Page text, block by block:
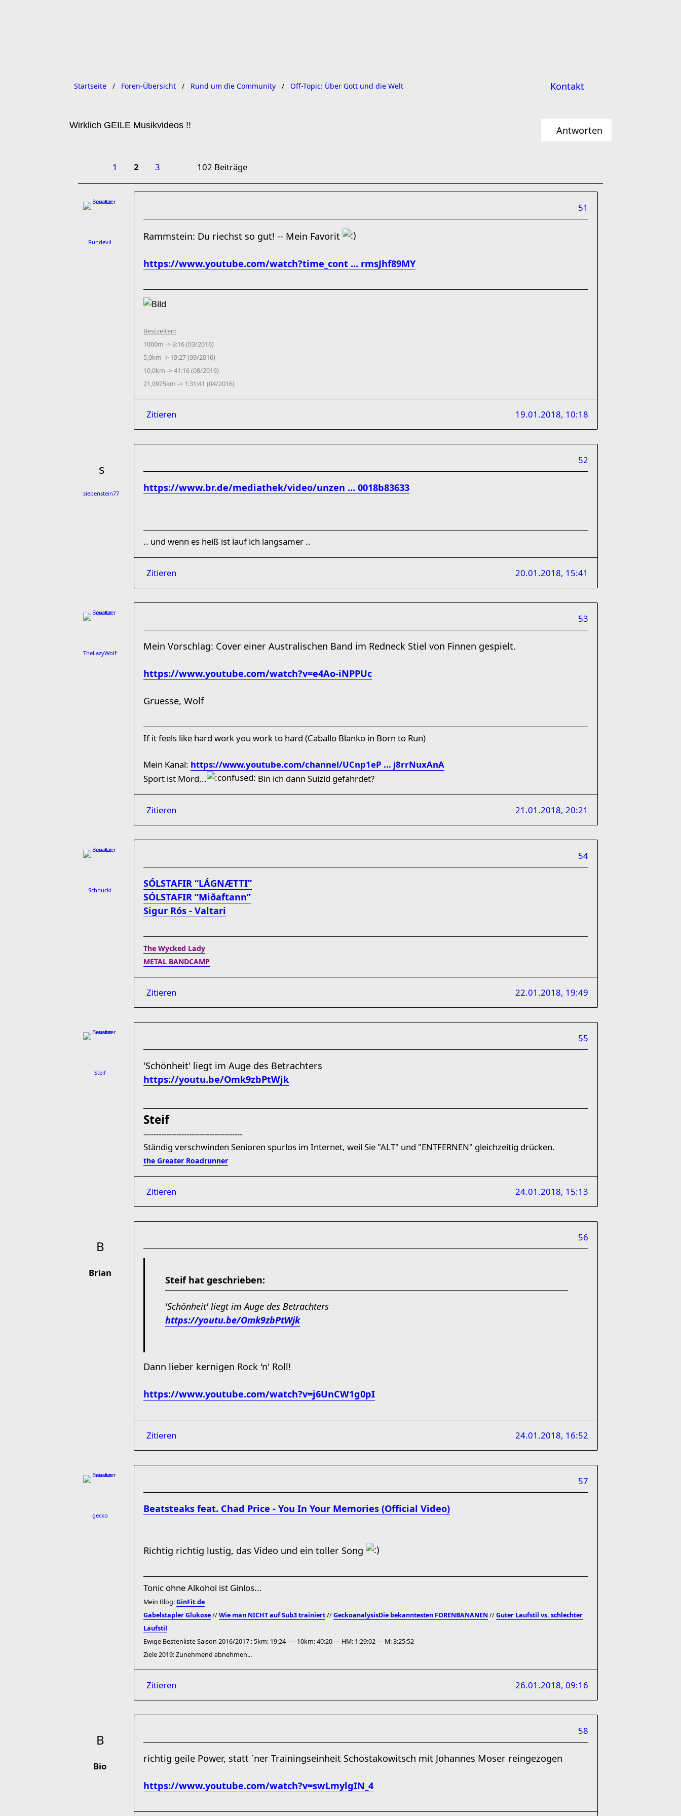
Kontakt
Startseite Foren-Übersicht Rund um die Community Off-Topic: Über Gott und die Welt
Wirklich GEILE Musikvideos !! Antworten
1 2 3 102 Beiträge
Rundevil
51
Rammstein: Du riechst so gut! -- Mein Favorit
https://www.youtube.com/watch?time_cont ... rmsJhf89MY
Bestzeiten:
1000m -> 3:16 (03/2016)
5,0km -> 19:27 (09/2016)
10,0km -> 41:16 (08/2016)
21,0975km -> 1:31:41 (04/2016)
Zitieren 19.01.2018, 10:18
siebenstein77
52
https://www.br.de/mediathek/video/unzen ... 0018b83633
.. und wenn es heiß ist lauf ich langsamer ..
Zitieren 20.01.2018, 15:41
TheLazyWolf
53
Mein Vorschlag: Cover einer Australischen Band im Redneck Stiel von Finnen gespielt.
https://www.youtube.com/watch?v=e4Ao-iNPPUc
Gruesse, Wolf
If it feels like hard work you work to hard (Caballo Blanko in Born to Run)
Mein Kanal: https://www.youtube.com/channel/UCnp1eP ... j8rrNuxAnA
Sport ist Mord...
Bin ich dann Suizid gefährdet?
Zitieren 21.01.2018, 20:21
Schnucki
54
SÓLSTAFIR “LÁGNÆTTI”
SÓLSTAFIR “Miðaftann”
Sigur Rós - Valtari
The Wycked Lady
METAL BANDCAMP
Zitieren 22.01.2018, 19:49
Steif
55
'Schönheit' liegt im Auge des Betrachters
https://youtu.be/Omk9zbPtWjk
Steif
---------------------------------------
Ständig verschwinden Senioren spurlos im Internet, weil Sie "ALT" und "ENTFERNEN" gleichzeitig drücken.
the Greater Roadrunner
Zitieren 24.01.2018, 15:13
Brian
56
Steif hat geschrieben:
'Schönheit' liegt im Auge des Betrachters
https://youtu.be/Omk9zbPtWjk
Dann lieber kernigen Rock 'n' Roll!
https://www.youtube.com/watch?v=j6UnCW1g0pI
Zitieren 24.01.2018, 16:52
gecko
57
Beatsteaks feat. Chad Price - You In Your Memories (Official Video)
Richtig richtig lustig, das Video und ein toller Song
Tonic ohne Alkohol ist Ginlos...
Mein Blog:GinFit.de
Gabelstapler Glukose//Wie man NICHT auf Sub3 trainiert//GeckoanalysisDie bekanntesten FORENBANANEN//Guter Laufstil vs. schlechter
Laufstil
Ewige Bestenliste Saison 2016/2017 : 5km: 19:24 ---- 10km: 40:20 --- HM: 1:29:02 --- M: 3:25:52
Ziele 2019: Zunehmend abnehmen...
Zitieren 26.01.2018, 09:16
Bio
58
richtig geile Power, statt `ner Trainingseinheit Schostakowitsch mit Johannes Moser reingezogen
https://www.youtube.com/watch?v=swLmylgIN_4